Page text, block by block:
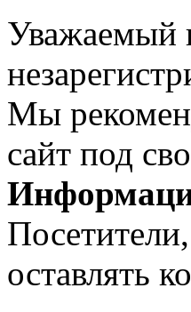
Уважаемый
Мы
сайт под
оставлять